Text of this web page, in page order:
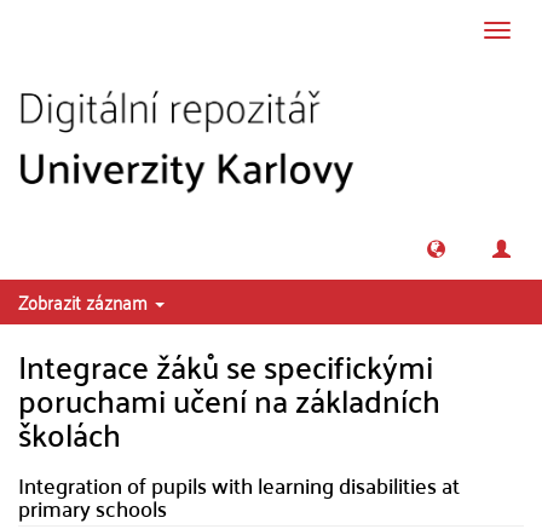
Zobrazit záznam
Integrace žáků se specifickými
poruchami učení na základních
školách
Integration of pupils with learning disabilities at
primary schools